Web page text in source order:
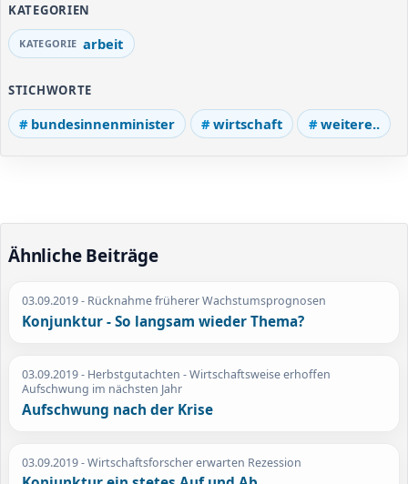
KATEGORIEN
arbeit
STICHWORTE
bundesinnenminister wirtschaft weitere..
Ähnliche Beiträge
03.09.2019- Rücknahme früherer Wachstumsprognosen
Konjunktur - So langsam wieder Thema?
03.09.2019- Herbstgutachten - Wirtschaftsweise erhoffen
Aufschwung im nächsten Jahr
Aufschwung nach der Krise
03.09.2019- Wirtschaftsforscher erwarten Rezession